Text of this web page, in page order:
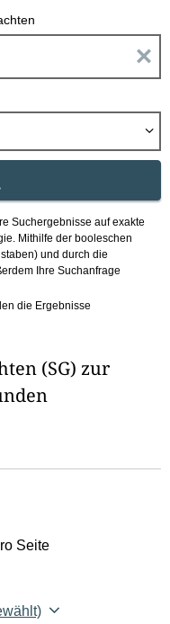
n
g
a
Suchergebnisse auf exakte
Mithilfe der booleschen
und durch die
Ihre Suchanfrage
die Ergebnisse
(SG) zur
Seite